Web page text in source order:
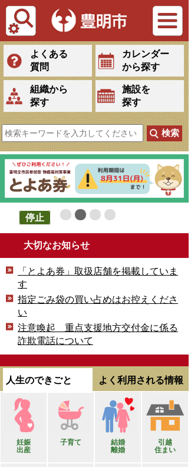
Tiếng Việt
よくある
質問
カレンダー
から探す
組織から
探す
施設を
探す
停止
大切なお知らせ
「とよあ券」取扱店舗を掲載していま
す
指定ごみ袋の買い占めはお控えくださ
い
注意喚起 重点支援地方交付金に係る
詐欺電話について
人生のできごと よく利用される情報
妊娠
出産
子育て
結婚
離婚
引越
住まい